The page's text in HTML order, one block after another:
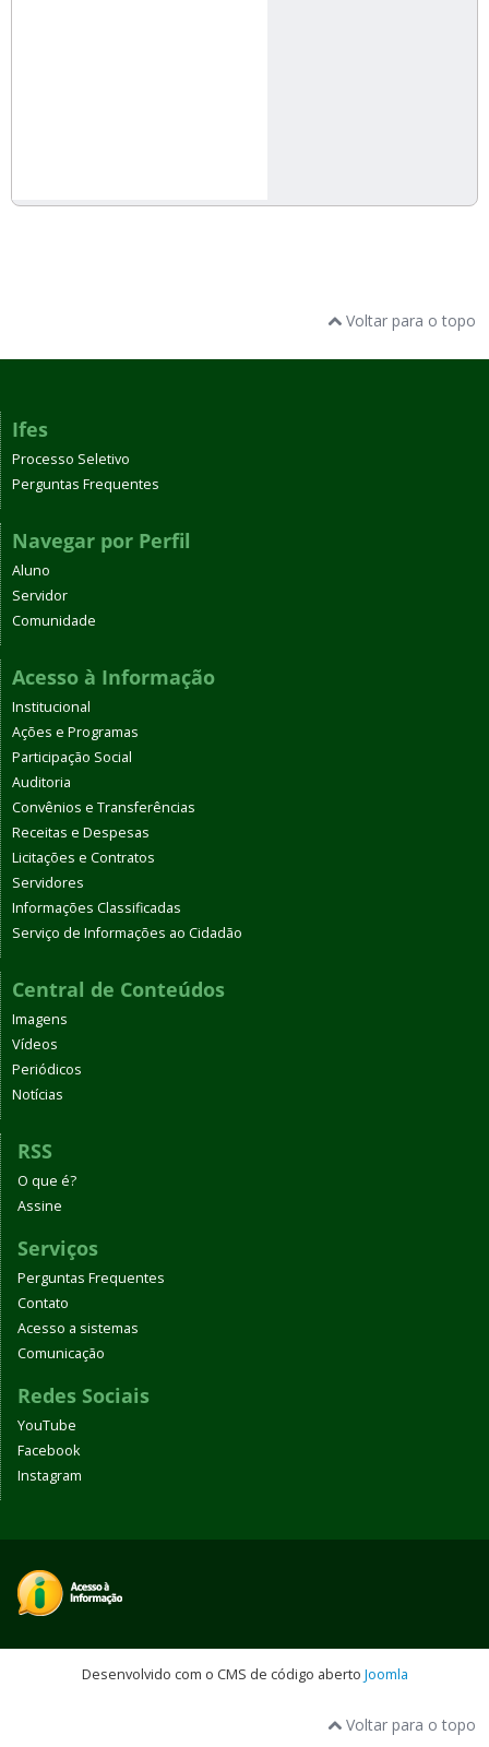
Voltar para o topo
Ifes
Processo Seletivo
Perguntas Frequentes
Navegar por Perfil
Aluno
Servidor
Comunidade
Acesso à Informação
Institucional
Ações e Programas
Participação Social
Auditoria
Convênios e Transferências
Receitas e Despesas
Licitações e Contratos
Servidores
Informações Classificadas
Serviço de Informações ao Cidadão
Central de Conteúdos
Imagens
Vídeos
Periódicos
Notícias
RSS
O que é?
Assine
Serviços
Perguntas Frequentes
Contato
Acesso a sistemas
Comunicação
Redes Sociais
YouTube
Facebook
Instagram
Desenvolvido com o CMS de código aberto Joomla
Voltar para o topo